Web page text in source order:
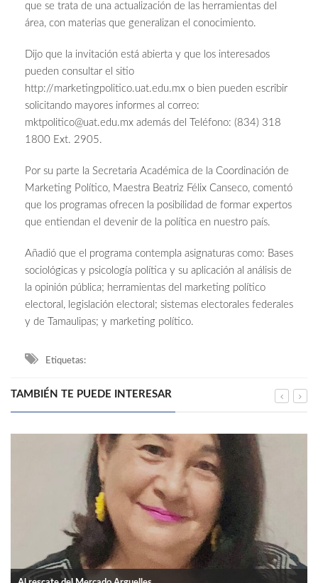
que se trata de una actualización de las herramientas del
área, con materias que generalizan el conocimiento.
Dijo que la invitación está abierta y que los interesados
pueden consultar el sitio
http://marketingpolitico.uat.edu.mx o bien pueden escribir
solicitando mayores informes al correo:
mktpolitico@uat.edu.mx además del Teléfono: (834) 318
1800 Ext. 2905.
Por su parte la Secretaria Académica de la Coordinación de
Marketing Político, Maestra Beatriz Félix Canseco, comentó
que los programas ofrecen la posibilidad de formar expertos
que entiendan el devenir de la política en nuestro país.
Añadió que el programa contempla asignaturas como: Bases
sociológicas y psicología política y su aplicación al análisis de
la opinión pública; herramientas del marketing político
electoral, legislación electoral; sistemas electorales federales
y de Tamaulipas; y marketing político.
Etiquetas:
TAMBIÉN TE PUEDE INTERESAR